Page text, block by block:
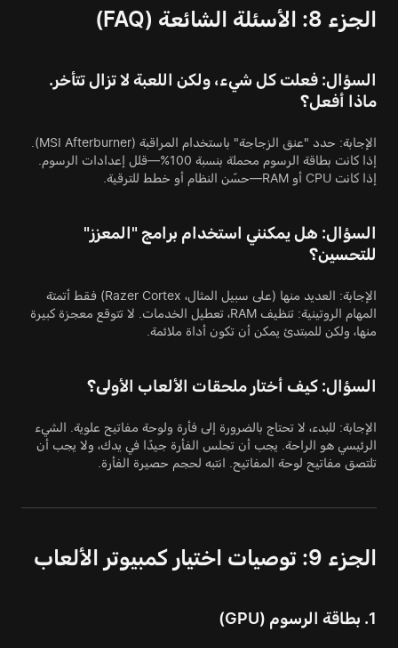
الجزء 8: الأسئلة الشائعة (FAQ)
السؤال: فعلت كل شيء، ولكن اللعبة لا تزال تتأخر.
ماذا أفعل؟
الإجابة: حدد "عنق الزجاجة" باستخدام المراقبة (MSI Afterburner).
إذا كانت بطاقة الرسوم محملة بنسبة 100%—قلل إعدادات الرسوم.
إذا كانت CPU أو RAM—حسّن النظام أو خطط للترقية.
السؤال: هل يمكنني استخدام برامج "المعزز"
للتحسين؟
الإجابة: العديد منها (على سبيل المثال، Razer Cortex) فقط أتمتة
المهام الروتينية: تنظيف RAM، تعطيل الخدمات. لا تتوقع معجزة كبيرة
منها، ولكن للمبتدئ يمكن أن تكون أداة ملائمة.
السؤال: كيف أختار ملحقات الألعاب الأولى؟
الإجابة: للبدء، لا تحتاج بالضرورة إلى فأرة ولوحة مفاتيح علوية. الشيء
الرئيسي هو الراحة. يجب أن تجلس الفأرة جيدًا في يدك، ولا يجب أن
تلتصق مفاتيح لوحة المفاتيح. انتبه لحجم حصيرة الفأرة.
الجزء 9: توصيات اختيار كمبيوتر الألعاب
1. بطاقة الرسوم (GPU)